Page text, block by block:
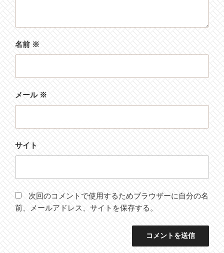
名前※
メール※
サイト
次回のコメントで使用するためブラウザーに自分の名
前、メールアドレス、サイトを保存する。